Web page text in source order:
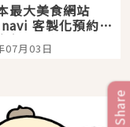
最大美食網站
客製化預約九
餐廳，打造專屬
驗！
07月03日
Share